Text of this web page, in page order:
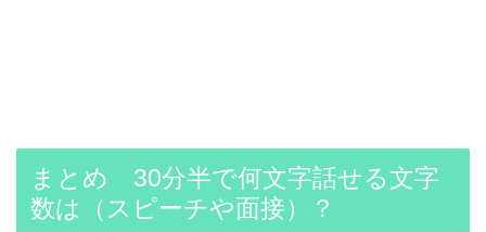
まとめ 30分半で何文字話せる文字
数は（スピーチや面接）？